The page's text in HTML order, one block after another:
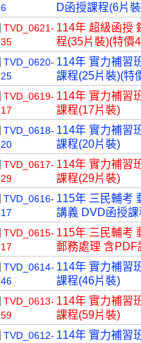
6
D函授課程(6片
TVD_0621-
35
114年 超級函授
程(35片裝)(特價
TVD_0620-
25
114年 實力補習
課程(25片裝)(特
TVD_0619-
17
114年 實力補習
課程(17片裝)
TVD_0618-
20
114年 實力補習
課程(20片裝)
TVD_0617-
29
114年 實力補習
課程(29片裝)
TVD_0616-
17
115年 三民輔考
講義 DVD函授
TVD_0615-
17
115年 三民輔考
郵務處理 含PDF
TVD_0614-
46
114年 實力補習
課程(46片裝)
TVD_0613-
59
114年 實力補習
課程(59片裝)
TVD_0612- 114年 實力補習